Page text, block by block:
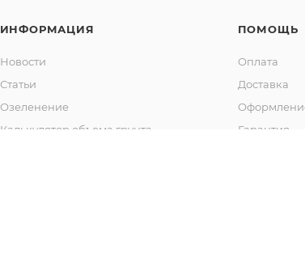
ИНФОРМАЦИЯ
Новости
Статьи
Озеленение
Калькулятор объема грунта
ПОМОЩЬ
Оплата
Доставка
Гарантия